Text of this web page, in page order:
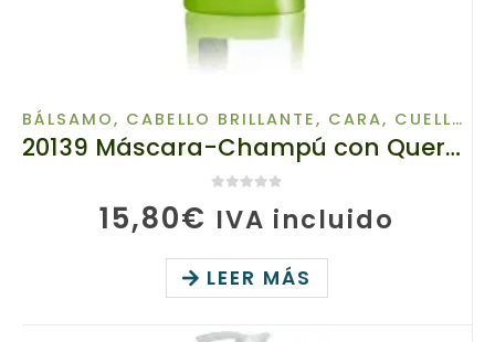
BÁLSAMO, CABELLO BRILLANTE, CARA, CUELLO Y ESCOTE
20139 Máscara-Champú con Queratina para Cabellos Teñidos, TianDe , 250g, Color Perfecto, Incluso Después de 20 Lavados
15,80€ IVA incluido
LEER MÁS